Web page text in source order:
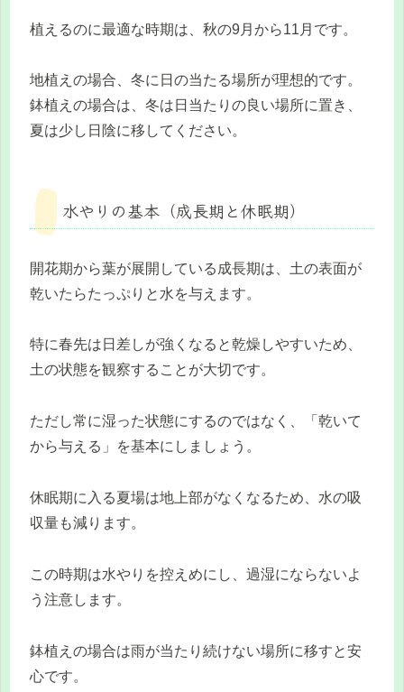
植えるのに最適な時期は、秋の9月から11月です。
地植えの場合、冬に日の当たる場所が理想的です。
鉢植えの場合は、冬は日当たりの良い場所に置き、
夏は少し日陰に移してください。
水やりの基本（成長期と休眠期）
開花期から葉が展開している成長期は、土の表面が
乾いたらたっぷりと水を与えます。
特に春先は日差しが強くなると乾燥しやすいため、
土の状態を観察することが大切です。
ただし常に湿った状態にするのではなく、「乾いて
から与える」を基本にしましょう。
休眠期に入る夏場は地上部がなくなるため、水の吸
収量も減ります。
この時期は水やりを控えめにし、過湿にならないよ
う注意します。
鉢植えの場合は雨が当たり続けない場所に移すと安
心です。